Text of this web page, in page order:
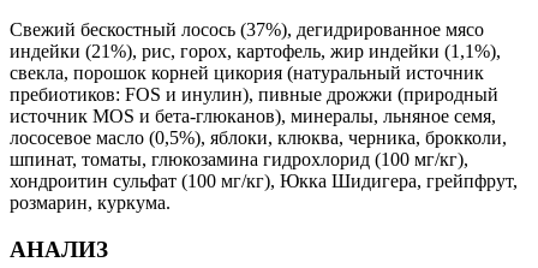
Свежий бескостный лосось (37%), дегидрированное мясо
индейки (21%), рис, горох, картофель, жир индейки (1,1%),
свекла, порошок корней цикория (натуральный источник
пребиотиков: FOS и инулин), пивные дрожжи (природный
источник MOS и бета-глюканов), минералы, льняное семя,
лососевое масло (0,5%), яблоки, клюква, черника, брокколи,
шпинат, томаты, глюкозамина гидрохлорид (100 мг/кг),
хондроитин сульфат (100 мг/кг), Юкка Шидигера, грейпфрут,
розмарин, куркума.
АНАЛИЗ